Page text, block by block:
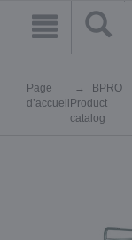
Page
d’accueil
BPRO
Product
catalog